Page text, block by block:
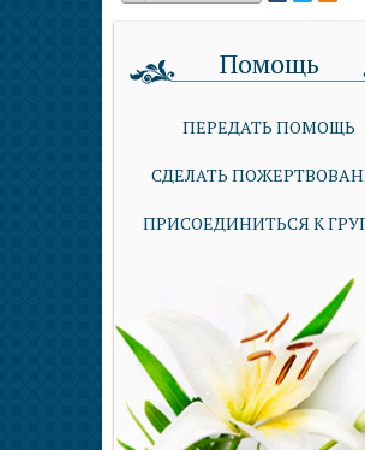
Помощь
ПЕРЕДАТЬ ПОМОЩЬ
СДЕЛАТЬ
ПРИСОЕДИНИТЬСЯ К